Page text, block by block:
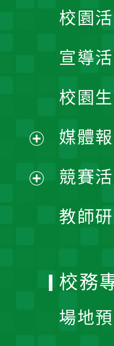
校園
宣導
校園
媒體
競賽
教師
開
校務
場地